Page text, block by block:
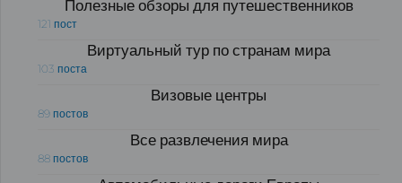
Полезные обзоры для путешественников
121 пост
Виртуальный тур по странам мира
103 поста
Визовые центры
89 постов
Все развлечения мира
88 постов